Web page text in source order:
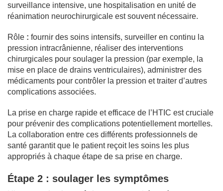
surveillance intensive, une hospitalisation en unité de
réanimation neurochirurgicale est souvent nécessaire.
Rôle : fournir des soins intensifs, surveiller en continu la
pression intracrânienne, réaliser des interventions
chirurgicales pour soulager la pression (par exemple, la
mise en place de drains ventriculaires), administrer des
médicaments pour contrôler la pression et traiter d’autres
complications associées.
La prise en charge rapide et efficace de l’HTIC est cruciale
pour prévenir des complications potentiellement mortelles.
La collaboration entre ces différents professionnels de
santé garantit que le patient reçoit les soins les plus
appropriés à chaque étape de sa prise en charge.
Étape 2 : soulager les symptômes